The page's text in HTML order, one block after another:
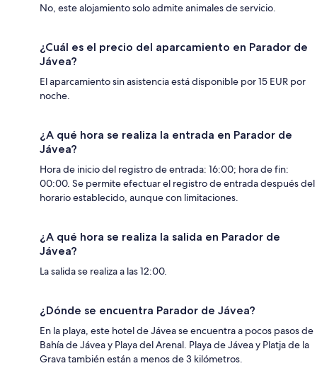
No, este alojamiento solo admite animales de servicio.
¿Cuál es el precio del aparcamiento en Parador de
Jávea?
El aparcamiento sin asistencia está disponible por 15 EUR por
noche.
¿A qué hora se realiza la entrada en Parador de
Jávea?
Hora de inicio del registro de entrada: 16:00; hora de fin:
00:00. Se permite efectuar el registro de entrada después del
horario establecido, aunque con limitaciones.
¿A qué hora se realiza la salida en Parador de
Jávea?
La salida se realiza a las 12:00.
¿Dónde se encuentra Parador de Jávea?
En la playa, este hotel de Jávea se encuentra a pocos pasos de
Bahía de Jávea y Playa del Arenal. Playa de Jávea y Platja de la
Grava también están a menos de 3 kilómetros.